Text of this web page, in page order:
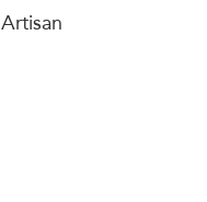
Artisan